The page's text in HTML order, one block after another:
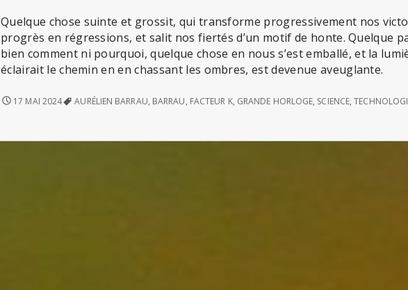
Quelque chose suinte et grossit, qui transforme progressivement nos
progrès en régressions, et salit nos fiertés d’un motif de honte. Quelque
bien comment ni pourquoi, quelque chose en nous s’est emballé, et la
éclairait le chemin en en chassant les ombres, est devenue aveuglante.
LE
17 MAI 2024 AURÉLIEN BARRAU, BARRAU, FACTEUR K, GRANDE HORLOGE, SCIENCE,